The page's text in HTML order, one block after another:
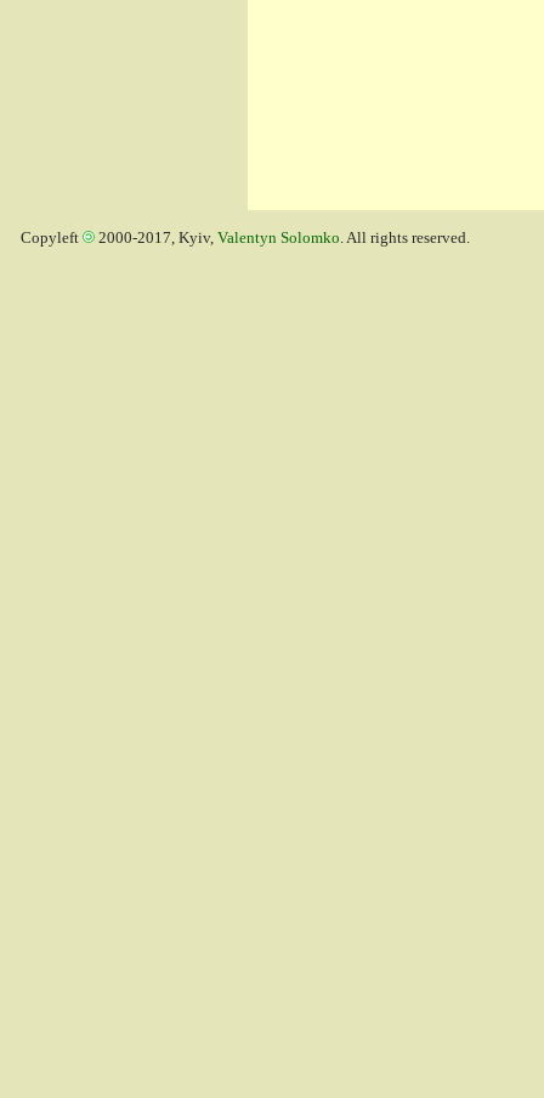
Copyleft 2000-2017, Kyiv, Valentyn Solomko. All rights reserved.